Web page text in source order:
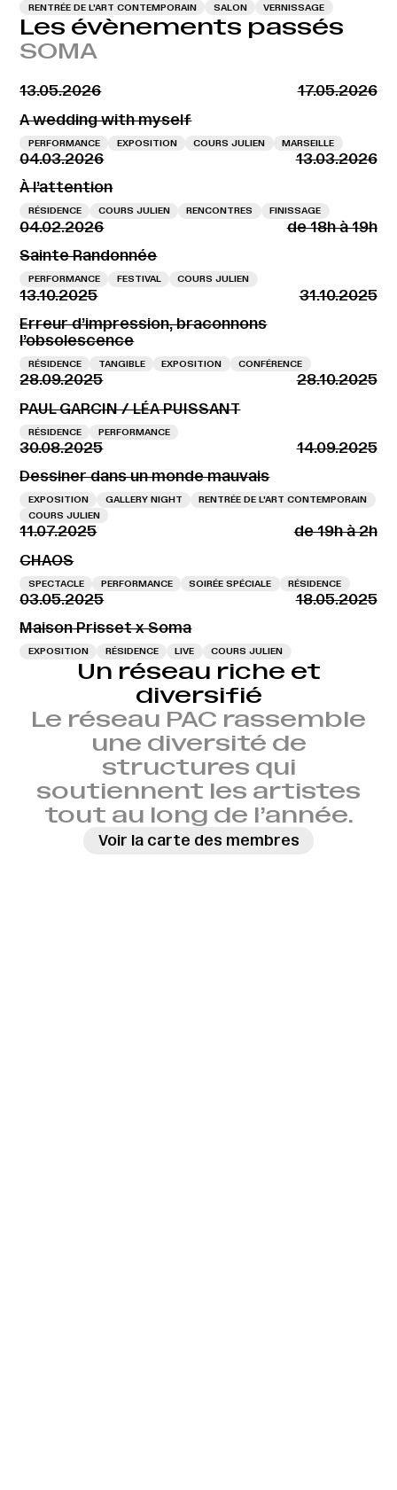
RENTRÉE DE L'ART CONTEMPORAIN SALON VERNISSAGE
Les évènements passés
SOMA
13.05.2026
17.05.2026
A wedding with myself
PERFORMANCE EXPOSITION COURS JULIEN MARSEILLE
04.03.2026
13.03.2026
À l’attention
RÉSIDENCE COURS JULIEN RENCONTRES FINISSAGE
04.02.2026
de 18h à 19h
Sainte Randonnée
PERFORMANCE FESTIVAL COURS JULIEN
13.10.2025
31.10.2025
Erreur d’impression, braconnons
l’obsolescence
RÉSIDENCE TANGIBLE EXPOSITION CONFÉRENCE
28.09.2025
28.10.2025
PAUL GARCIN / LÉA PUISSANT
RÉSIDENCE PERFORMANCE
30.08.2025
14.09.2025
Dessiner dans un monde mauvais
EXPOSITION GALLERY NIGHT
RENTRÉE DE L'ART CONTEMPORAIN
COURS JULIEN
11.07.2025
de 19h à 2h
CHAOS
SPECTACLE PERFORMANCE SOIRÉE SPÉCIALE RÉSIDENCE
03.05.2025
18.05.2025
Maison Prisset x Soma
EXPOSITION RÉSIDENCE LIVE COURS JULIEN
Un réseau riche et
diversifié
Le réseau PAC rassemble
une diversité de
structures qui
soutiennent les artistes
tout au long de l’année.
Voir la carte des membres